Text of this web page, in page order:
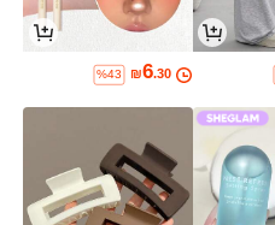
₪6.30
%43